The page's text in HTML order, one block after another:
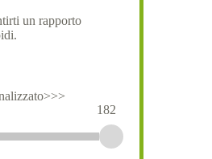
un rapporto
182